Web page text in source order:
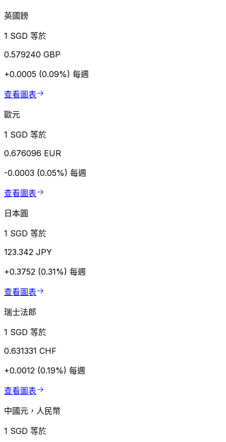
英國鎊
1 SGD 等於
0.579240 GBP
+0.0005 (0.09%) 每週
查看圖表
歐元
1 SGD 等於
0.676096 EUR
-0.0003 (0.05%) 每週
查看圖表
日本圓
1 SGD 等於
123.342 JPY
+0.3752 (0.31%) 每週
查看圖表
瑞士法郎
1 SGD 等於
0.631331 CHF
+0.0012 (0.19%) 每週
查看圖表
中國元，人民幣
1 SGD 等於